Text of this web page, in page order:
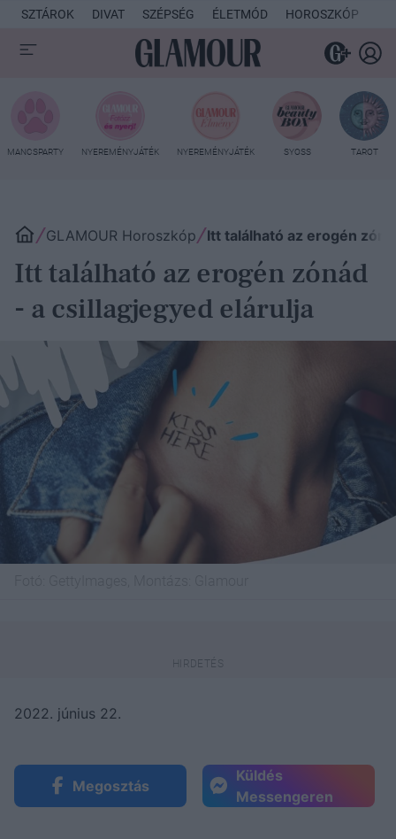
SZTÁROK DIVAT SZÉPSÉG ÉLETMÓD HOROSZKÓP
MANCSPARTY NYEREMÉNYJÁTÉK NYEREMÉNYJÁTÉK SYOSS TAROT
GLAMOUR Horoszkóp Itt található az erogén
Itt található az erogén zónád
- a csillagjegyed elárulja
2022. június 22.
Megosztás
Küldés
Messengeren